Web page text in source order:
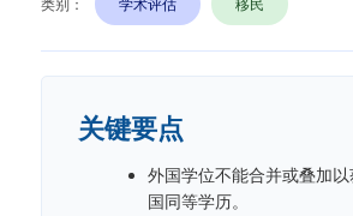
类别： 学术评估 移民
关键要点
外国学位不能合并或叠加
国同等学历。